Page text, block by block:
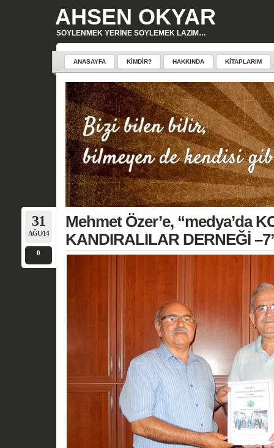
AHSEN OKYAR
SÖYLENMEK YERINE SÖYLEMEK LAZIM…
ANASAYFA KIMDIR? HAKKINDA KITAPLARIM
31
AĞU/14
0
Mehmet Özer’e, “medya’da
KANDIRALILAR DERNEĞİ